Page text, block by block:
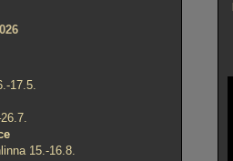
17.5.
15.-16.8.